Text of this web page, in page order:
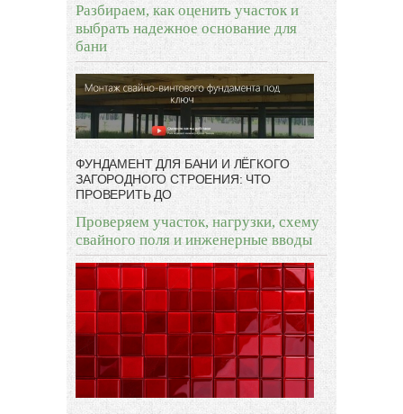
Разбираем, как оценить участок и
выбрать надежное основание для
бани
ФУНДАМЕНТ ДЛЯ БАНИ И ЛЁГКОГО
ЗАГОРОДНОГО СТРОЕНИЯ: ЧТО
ПРОВЕРИТЬ ДО
Проверяем участок, нагрузки, схему
свайного поля и инженерные вводы